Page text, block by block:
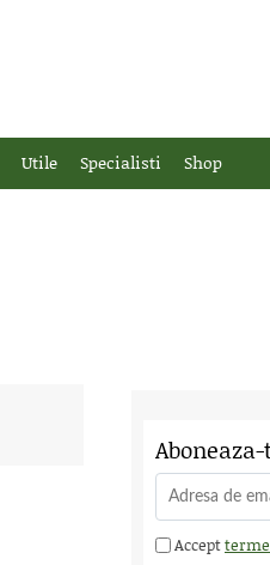
Utile Specialisti Shop
Accept